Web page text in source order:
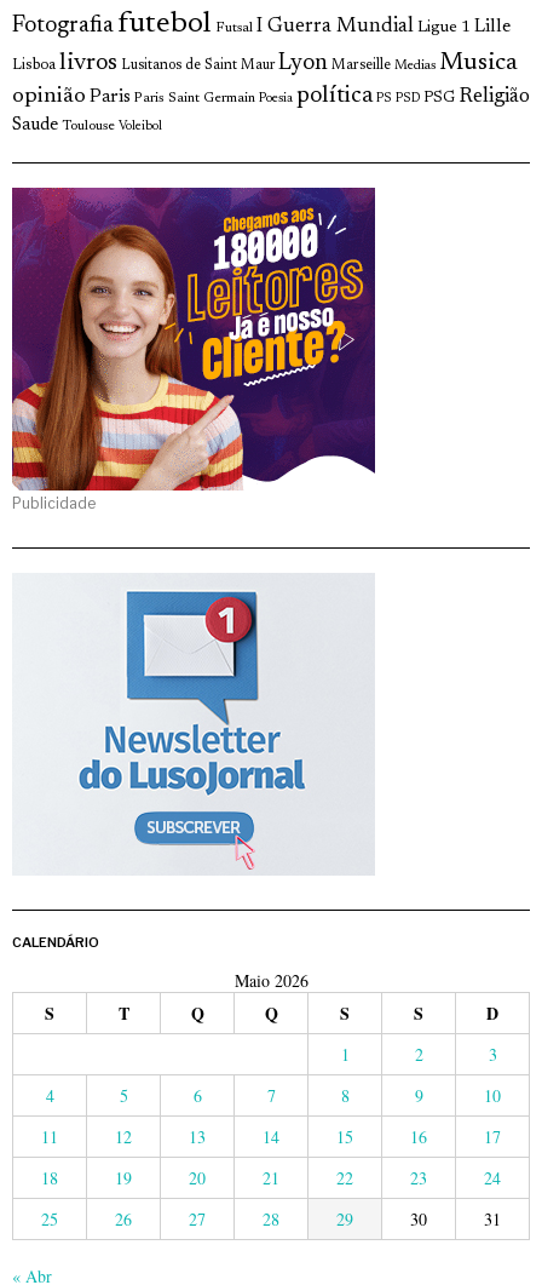
Fotografia futebol Futsal I Guerra Mundial Ligue 1 Lille
Lisboa livros Lusitanos de Saint Maur Lyon Marseille Medias Musica
opinião Paris Paris Saint Germain Poesia política PS PSD PSG Religião
Saude Toulouse Voleibol
Publicidade
CALENDÁRIO
Maio 2026
S T Q Q S S D
1 2
3
4
5 6 7 8 9
10
11
12 13 14 15 16
17
18
19 20 21 22 23
24
25
26 27 28 29 30 31
« Abr